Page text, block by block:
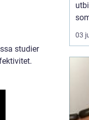
studier
03